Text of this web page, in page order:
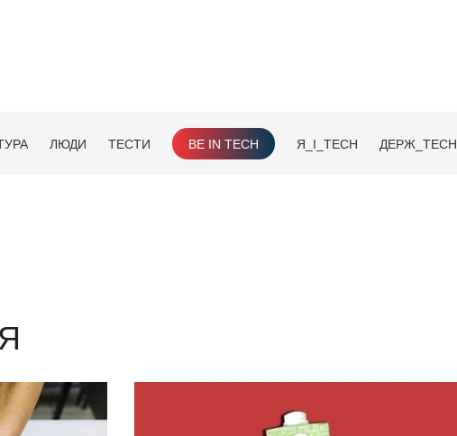
ЛЮДИ ТЕСТИ BE IN TECH Я_І_TECH ДЕРЖ_TECH